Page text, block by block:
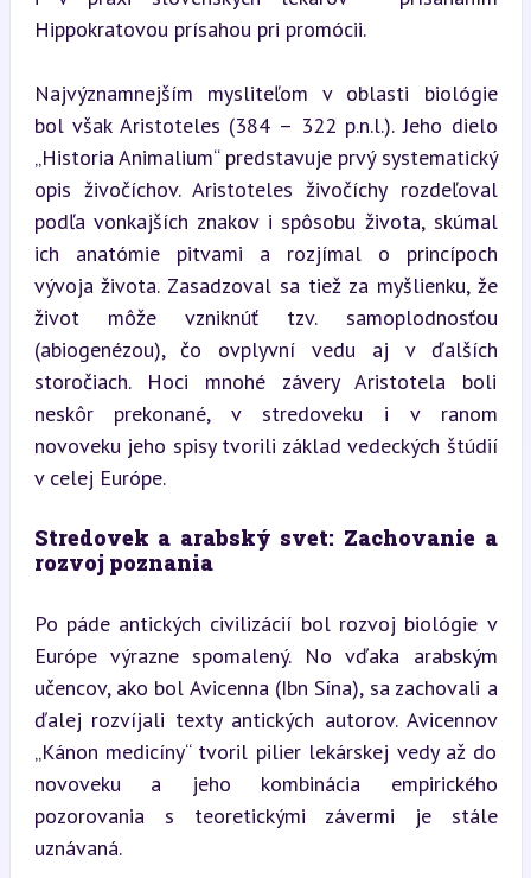
Hippokratovou prísahou pri promócii.
Najvýznamnejším mysliteľom v oblasti biológie
bol však Aristoteles (384 – 322 p.n.l.). Jeho dielo
„Historia Animalium“ predstavuje prvý systematický
opis živočíchov. Aristoteles živočíchy rozdeľoval
podľa vonkajších znakov i spôsobu života, skúmal
ich anatómie pitvami a rozjímal o princípoch
vývoja života. Zasadzoval sa tiež za myšlienku, že
život môže vzniknúť tzv. samoplodnosťou
(abiogenézou), čo ovplyvní vedu aj v ďalších
storočiach. Hoci mnohé závery Aristotela boli
neskôr prekonané, v stredoveku i v ranom
novoveku jeho spisy tvorili základ vedeckých štúdií
v celej Európe.
Stredovek a arabský svet: Zachovanie a
rozvoj poznania
Po páde antických civilizácií bol rozvoj biológie v
Európe výrazne spomalený. No vďaka arabským
učencov, ako bol Avicenna (Ibn Sína), sa zachovali a
ďalej rozvíjali texty antických autorov. Avicennov
„Kánon medicíny“ tvoril pilier lekárskej vedy až do
novoveku a jeho kombinácia empirického
pozorovania s teoretickými závermi je stále
uznávaná.